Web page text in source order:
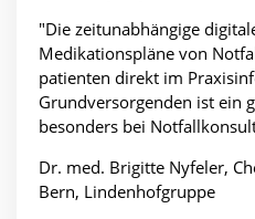
"Die zeitunabhängige
Medikationspläne von
patienten direkt im
Grundversorgenden ist ein
besonders bei
Dr. med. Brigitte Nyfeler,
Bern, Lindenhofgruppe